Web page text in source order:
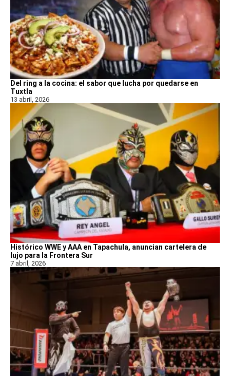
Del ring a la cocina: el sabor que lucha por quedarse en
Tuxtla
13 abril, 2026
Histórico WWE y AAA en Tapachula, anuncian cartelera de
lujo para la Frontera Sur
7 abril, 2026